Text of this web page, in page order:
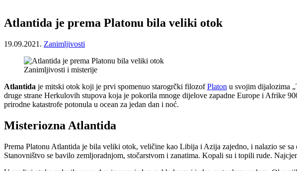
Atlantida je prema Platonu bila veliki otok
19.09.2021. Zanimljivosti
Zanimljivosti i misterije
Atlantida je mitski otok koji je prvi spomenuo starogrčki filozofPlaton u svojim dijalozima
druge strane Herkulovih stupova koja je pokorila mnoge dijelove zapadne Europe i Afrike
prirodne katastrofe potonula u ocean za jedan dan i noć.
Misteriozna Atlantida
Prema Platonu Atlantida je bila veliki otok, veličine kao Libija i Azija zajedno, i nalazio se
Stanovništvo se bavilo zemljoradnjom, stočarstvom i zanatima. Kopali su i topili rude.